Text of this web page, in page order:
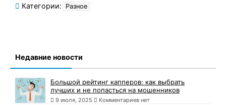
Категории: Разное
Недавние новости
Большой рейтинг капперов: как выбрать
лучших и не попасться на мошенников
9 июля, 2025 Комментариев нет